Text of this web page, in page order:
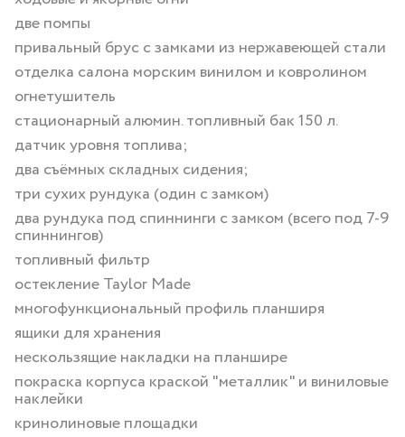
две помпы
привальный брус с замками из нержавеющей стали
отделка салона морским винилом и ковролином
огнетушитель
стационарный алюмин. топливный бак 150 л.
датчик уровня топлива;
два съёмных складных сидения;
три сухих рундука (один с замком)
два рундука под спиннинги с замком (всего под 7-9
спиннингов)
топливный фильтр
остекление Taylor Made
многофункциональный профиль планширя
ящики для хранения
нескользящие накладки на планшире
покраска корпуса краской "металлик" и виниловые
наклейки
кринолиновые площадки